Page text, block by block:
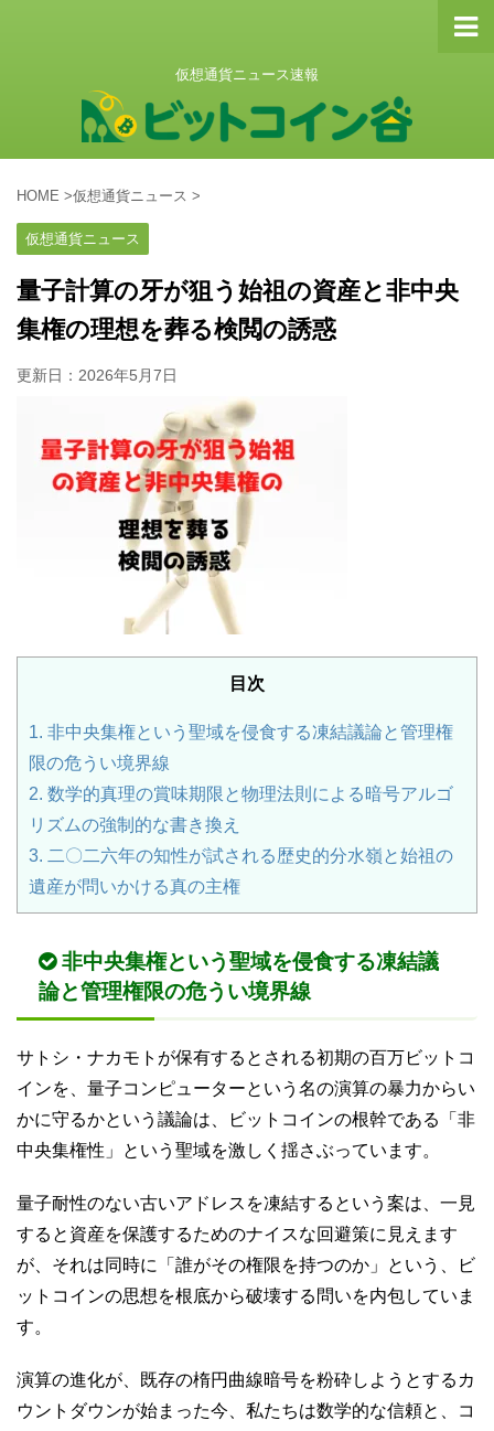
仮想通貨ニュース速報
HOME >仮想通貨ニュース >
仮想通貨ニュース
量子計算の牙が狙う始祖の資産と非中央
集権の理想を葬る検閲の誘惑
更新日： 2026年5月7日
目次
1. 非中央集権という聖域を侵食する凍結議論と管理権
限の危うい境界線
2. 数学的真理の賞味期限と物理法則による暗号アルゴ
リズムの強制的な書き換え
3. 二〇二六年の知性が試される歴史的分水嶺と始祖の
遺産が問いかける真の主権
非中央集権という聖域を侵食する凍結議
論と管理権限の危うい境界線
サトシ・ナカモトが保有するとされる初期の百万ビットコ
インを、量子コンピューターという名の演算の暴力からい
かに守るかという議論は、ビットコインの根幹である「非
中央集権性」という聖域を激しく揺さぶっています。
量子耐性のない古いアドレスを凍結するという案は、一見
すると資産を保護するためのナイスな回避策に見えます
が、それは同時に「誰がその権限を持つのか」という、ビ
ットコインの思想を根底から破壊する問いを内包していま
す。
演算の進化が、既存の楕円曲線暗号を粉砕しようとするカ
ウントダウンが始まった今、私たちは数学的な信頼と、コ